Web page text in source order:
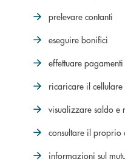
prelevare contanti
eseguire bonifici
effettuare pagamenti
ricaricare il cellulare
visualizzare saldo e
consultare il proprio
informazioni sul